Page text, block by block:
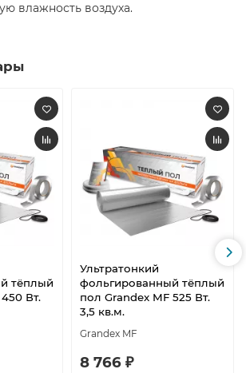
влажность воздуха.
тёплый
Вт.
Ультратонкий
фольгированный тёплый
пол Grandex MF 525 Вт.
3,5 кв.м.
Grandex MF
8 766 ₽